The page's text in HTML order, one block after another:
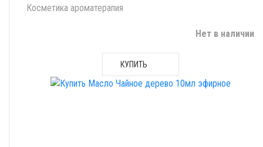
Косметика ароматерапия
Нет в наличии
КУПИТЬ